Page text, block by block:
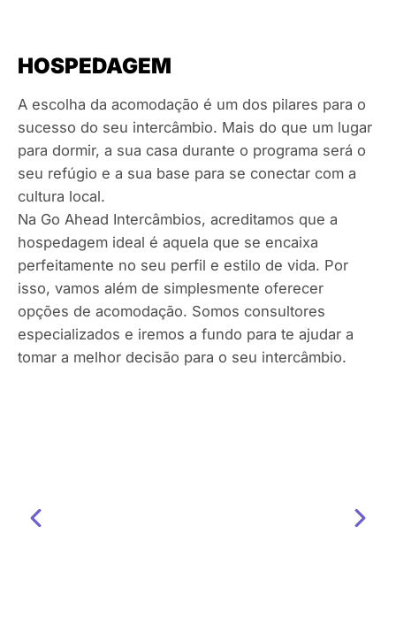
HOSPEDAGEM
A escolha da acomodação é um dos pilares para o
sucesso do seu intercâmbio. Mais do que um lugar
para dormir, a sua casa durante o programa será o
seu refúgio e a sua base para se conectar com a
cultura local.
Na Go Ahead Intercâmbios, acreditamos que a
hospedagem ideal é aquela que se encaixa
perfeitamente no seu perfil e estilo de vida. Por
isso, vamos além de simplesmente oferecer
opções de acomodação. Somos consultores
especializados e iremos a fundo para te ajudar a
tomar a melhor decisão para o seu intercâmbio.